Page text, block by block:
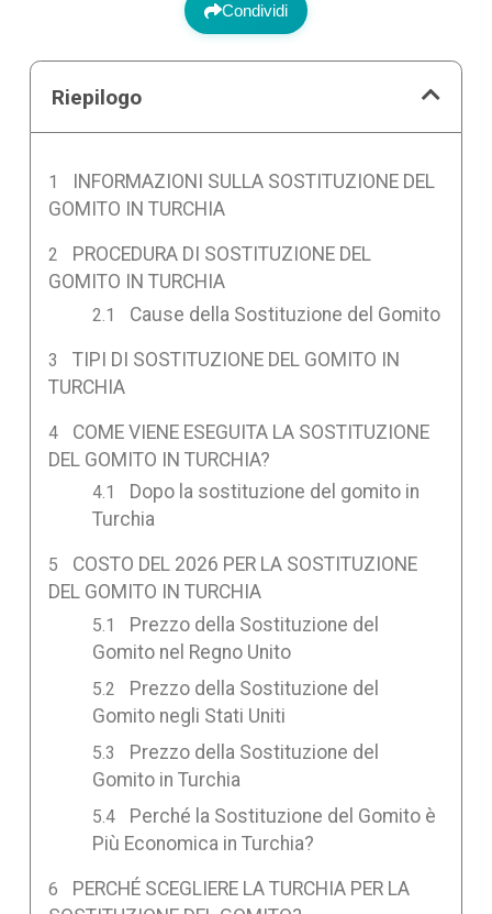
Condividi
Riepilogo
INFORMAZIONI SULLA SOSTITUZIONE DEL
GOMITO IN TURCHIA
PROCEDURA DI SOSTITUZIONE DEL
GOMITO IN TURCHIA
Cause della Sostituzione del Gomito
TIPI DI SOSTITUZIONE DEL GOMITO IN
TURCHIA
COME VIENE ESEGUITA LA SOSTITUZIONE
DEL GOMITO IN TURCHIA?
Dopo la sostituzione del gomito in
Turchia
COSTO DEL 2026 PER LA SOSTITUZIONE
DEL GOMITO IN TURCHIA
Prezzo della Sostituzione del
Gomito nel Regno Unito
Prezzo della Sostituzione del
Gomito negli Stati Uniti
Prezzo della Sostituzione del
Gomito in Turchia
Perché la Sostituzione del Gomito è
Più Economica in Turchia?
PERCHÉ SCEGLIERE LA TURCHIA PER LA